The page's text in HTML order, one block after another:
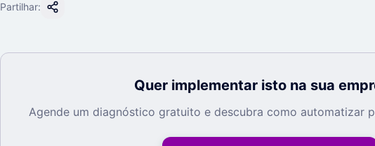
Partilhar:
Quer implementar isto na sua
Agende um diagnóstico gratuito e descubra como automatizar